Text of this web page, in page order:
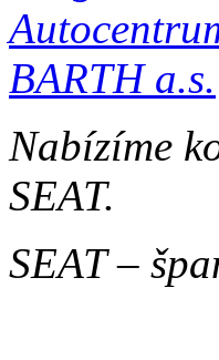
Nabízíme
SEAT.
SEAT –